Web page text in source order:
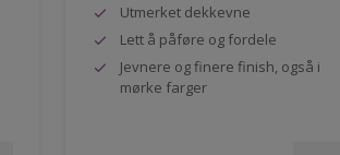
Utmerket dekkevne
Lett å påføre og fordele
Jevnere og finere finish, også i
mørke farger